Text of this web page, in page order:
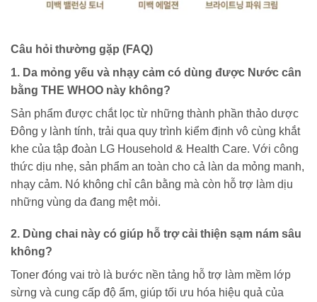
Câu hỏi thường gặp (FAQ)
1. Da mỏng yếu và nhạy cảm có dùng được Nước cân
bằng THE WHOO này không?
Sản phẩm được chắt lọc từ những thành phần thảo dược
Đông y lành tính, trải qua quy trình kiểm định vô cùng khắt
khe của tập đoàn LG Household & Health Care. Với công
thức dịu nhẹ, sản phẩm an toàn cho cả làn da mỏng manh,
nhạy cảm. Nó không chỉ cân bằng mà còn hỗ trợ làm dịu
những vùng da đang mệt mỏi.
2. Dùng chai này có giúp hỗ trợ cải thiện sạm nám sâu
không?
Toner đóng vai trò là bước nền tảng hỗ trợ làm mềm lớp
sừng và cung cấp độ ẩm, giúp tối ưu hóa hiệu quả của